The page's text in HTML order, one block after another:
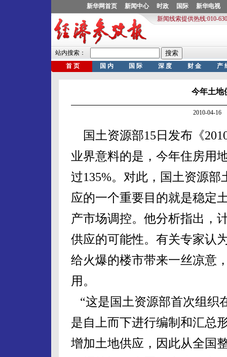
今年土地
2010-04-16
国土资源部15日发布《
业界意料的是，今年住房用
过135%。对此，国土资源
应的一个重要目的就是稳定
产市场调控。他分析指出，
供应的可能性。有关专家认
给火爆的楼市带来一丝凉意
用。
“这是国土资源部首次组织
是自上而下进行编制和汇总
增加土地供应，因此从全国